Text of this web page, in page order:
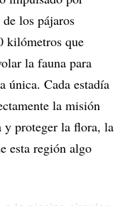
los pájaros
kilómetros que
la fauna para
única. Cada estadía
la misión
y proteger la flora, la
esta región algo